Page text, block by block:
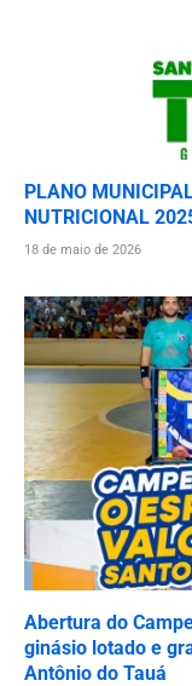
PLANO
NUTRICIONAL
18 de maio de 2026
Abertura do
ginásio lotado e
Antônio do Tauá